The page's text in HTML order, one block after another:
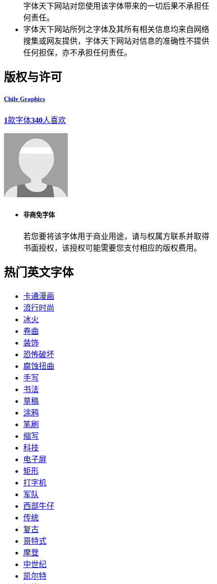
字体天下网站对您使用该字体带来的一切后果不承担任
何责任。
字体天下网站所列之字体及其所有相关信息均来自网络
搜集或网友提供，字体天下网站对信息的准确性不提供
任何担保，亦不承担任何责任。
版权与许可
Chile Graphics
1款字体340人喜欢
非商免字体
若您要将该字体用于商业用途，请与权属方联系并取得
书面授权，该授权可能需要您支付相应的版权费用。
热门英文字体
卡通漫画
流行时尚
冰火
卷曲
装饰
恐怖破坏
腐蚀扭曲
手写
书法
草稿
涂鸦
笔刷
缩写
科技
电子屏
矩形
打字机
军队
西部牛仔
传统
复古
哥特式
摩登
中世纪
凯尔特